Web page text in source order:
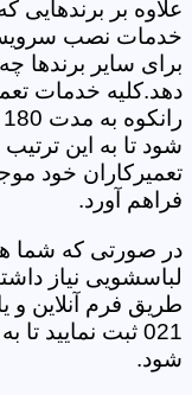
علاوه بر برندهایی
خدمات نصب سرویس
برای سایر برندها
دهد.کلیه خدمات
شود تا به این
تعمیرکاران خود
فراهم آورد.
در صورتی که شما
لباسشویی نیاز
021 ثبت
شود.